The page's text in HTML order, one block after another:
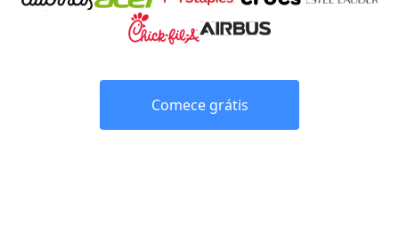
Comece grátis